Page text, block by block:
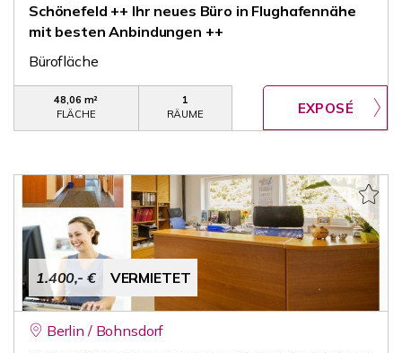
Schönefeld ++ Ihr neues Büro in Flughafennähe
mit besten Anbindungen ++
Bürofläche
48,06 m²
FLÄCHE
1
RÄUME
1.400,- € VERMIETET
Berlin / Bohnsdorf